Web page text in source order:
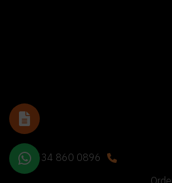
+90 534 860 0896